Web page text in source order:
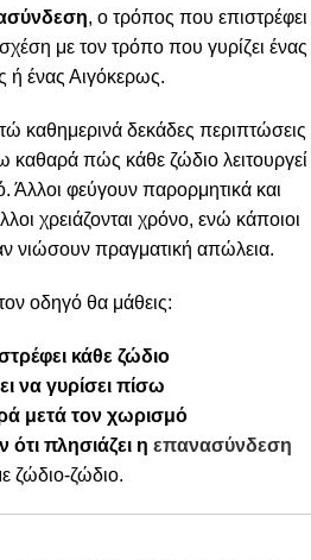
, ο τρόπος που επιστρέφει
με τον τρόπο που γυρίζει ένας
ή ένας Αιγόκερως.
καθημερινά δεκάδες περιπτώσεις
πώς κάθε ζώδιο λειτουργεί
Άλλοι φεύγουν παρορμητικά και
χρειάζονται χρόνο, ενώ κάποιοι
νιώσουν πραγματική απώλεια.
οδηγό θα μάθεις:
κάθε ζώδιο
να γυρίσει πίσω
μετά τον χωρισμό
πλησιάζει η επανασύνδεση
ζώδιο-ζώδιο.